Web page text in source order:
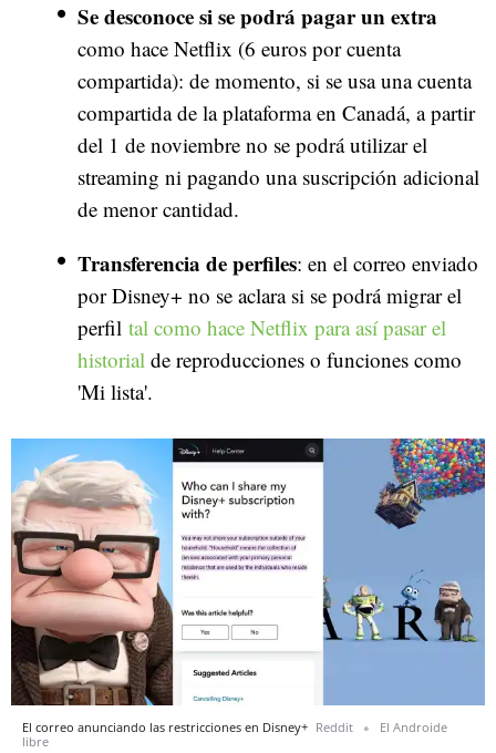
Se desconoce si se podrá pagar un extra
como hace Netflix (6 euros por cuenta
compartida): de momento, si se usa una cuenta
compartida de la plataforma en Canadá, a partir
del 1 de noviembre no se podrá utilizar el
streaming ni pagando una suscripción adicional
de menor cantidad.
Transferencia de perfiles: en el correo enviado
por Disney+ no se aclara si se podrá migrar el
perfil tal como hace Netflix para así pasar el
historial de reproducciones o funciones como
'Mi lista'.
El correo anunciando las restricciones en Disney+ Reddit
El Androide
libre